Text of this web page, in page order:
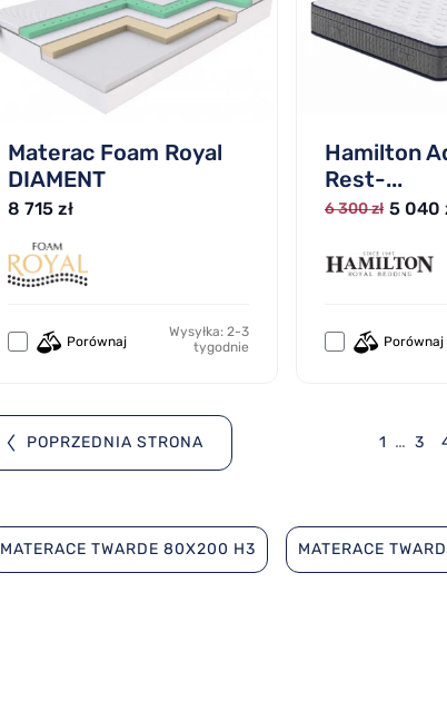
Materac Foam Royal
DIAMENT
8 715 zł
Porównaj
Wysyłka: 2-3
tygodnie
Hamilton
Rest-...
6 300 zł 5 040
Porównaj
POPRZEDNIA STRONA 1 … 3
MATERACE TWARDE 80X200 H3 MATERACE